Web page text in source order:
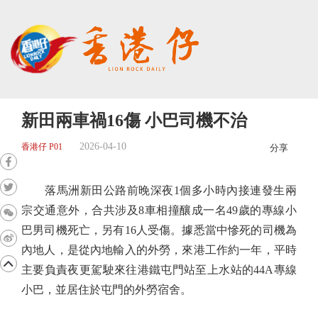
新田兩車禍16傷 小巴司機不治
香港仔 P01 2026-04-10 分享
落馬洲新田公路前晚深夜1個多小時內接連發生兩
宗交通意外，合共涉及8車相撞釀成一名49歲的專線小
巴男司機死亡，另有16人受傷。據悉當中慘死的司機為
內地人，是從內地輸入的外勞，來港工作約一年，平時
主要負責夜更駕駛來往港鐵屯門站至上水站的44A專線
小巴，並居住於屯門的外勞宿舍。